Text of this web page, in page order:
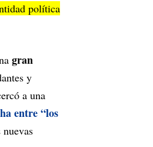
política
gran
y
a una
entre “los